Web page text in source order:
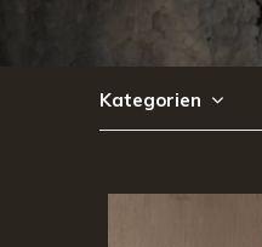
Kategorien